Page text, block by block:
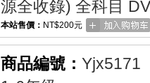
源全收錄) 全科目
本站售價： NT$200元
商品編號： Yjx5171